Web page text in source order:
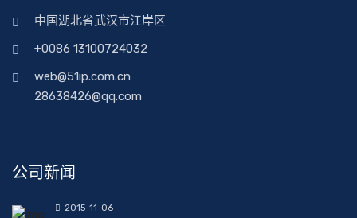
中国湖北省武汉市江岸区
+0086 13100724032
web@51ip.com.cn
28638426@qq.com
公司新闻
2015-11-06